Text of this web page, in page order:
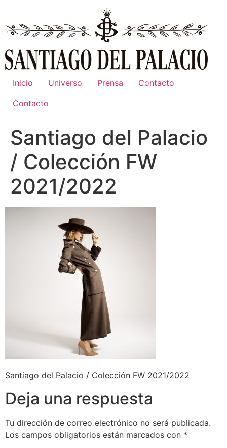
contenido
Inicio Universo Prensa
Contacto
Contacto
Santiago del Palacio
/ Colección FW
2021/2022
Santiago del Palacio / Colección FW 2021/2022
Deja una respuesta
Tu dirección de correo electrónico no será publicada.
Los campos obligatorios están marcados con *